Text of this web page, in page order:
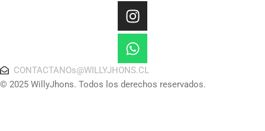
CONTACTANOs@WILLYJHONS.CL
© 2025 WillyJhons. Todos los derechos reservados.